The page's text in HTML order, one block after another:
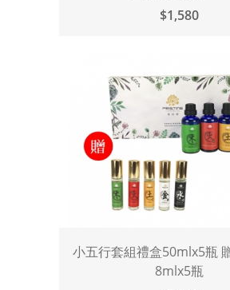
$1,580
小五行套組禮盒50mlx5瓶
8mlx5瓶